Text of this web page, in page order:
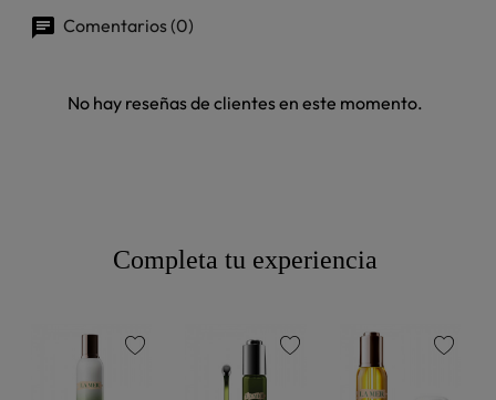
Comentarios (0)
No hay reseñas de clientes en este momento.
Completa tu experiencia